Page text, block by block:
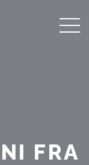
FRA